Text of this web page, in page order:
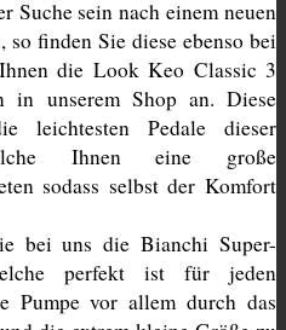
Suche sein nach einem neuen
so finden Sie diese ebenso bei
die Look Keo Classic 3
in unserem Shop an. Diese
leichtesten Pedale dieser
Ihnen eine große
sodass selbst der Komfort
bei uns die Bianchi Super-
perfekt ist für jeden
Pumpe vor allem durch das